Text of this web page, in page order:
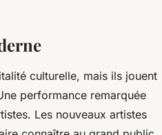
culturelle, mais ils jouent
performance remarquée
Les nouveaux artistes